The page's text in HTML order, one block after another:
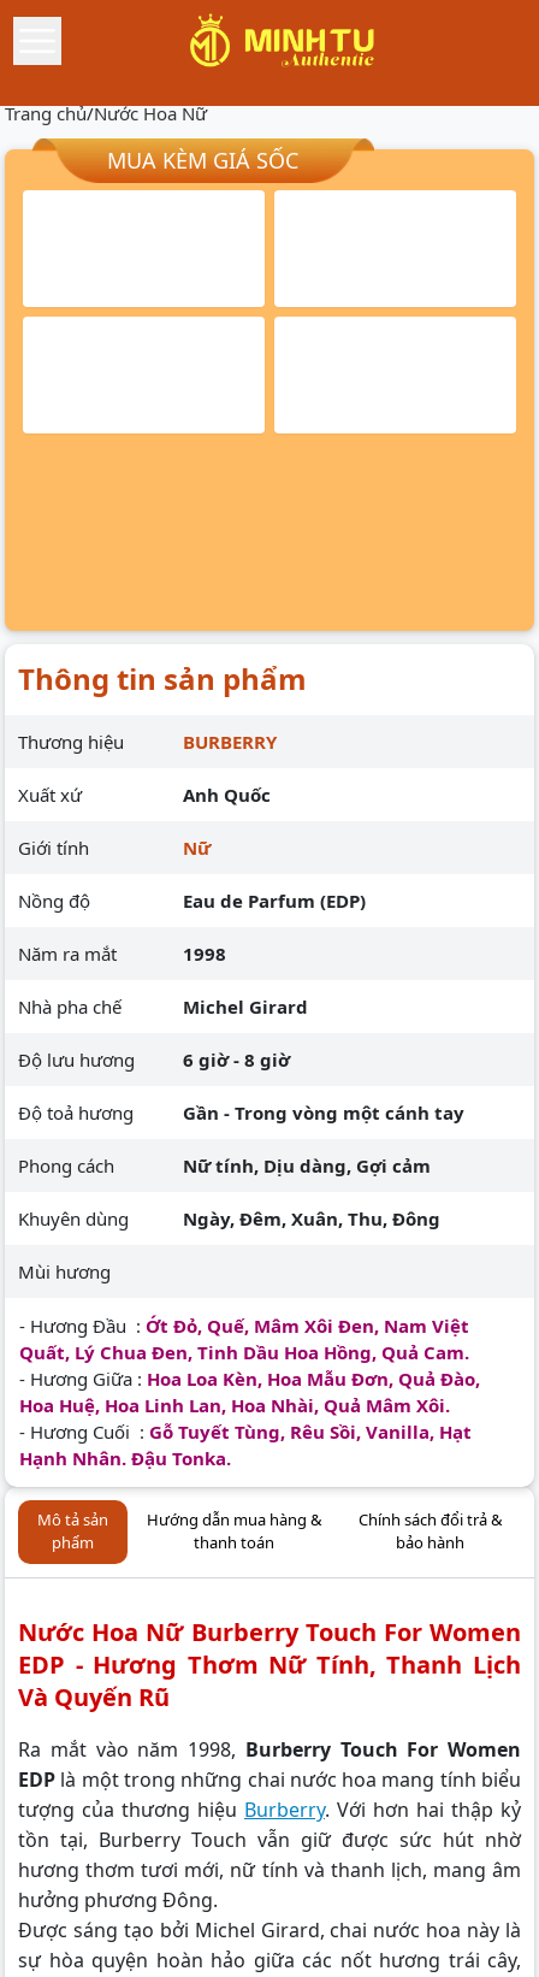
Trang chủ/Nước Hoa Nữ
MUA KÈM GIÁ SỐC
Mô tả sản
phẩm
Hướng dẫn mua hàng &
thanh toán
Chính sách đổi trả &
bảo hành
Nước Hoa Nữ Burberry Touch For Women
EDP - Hương Thơm Nữ Tính, Thanh Lịch
Và Quyến Rũ
Ra mắt vào năm 1998, Burberry Touch For Women
EDP là một trong những chai nước hoa mang tính biểu
tượng của thương hiệu Burberry. Với hơn hai thập kỷ
tồn tại, Burberry Touch vẫn giữ được sức hút nhờ
hương thơm tươi mới, nữ tính và thanh lịch, mang âm
hưởng phương Đông.
Được sáng tạo bởi Michel Girard, chai nước hoa này là
sự hòa quyện hoàn hảo giữa các nốt hương trái cây,
Thông tin sản phẩm
Thương hiệu BURBERRY
Xuất xứ Anh Quốc
Giới tính Nữ
Nồng độ Eau de Parfum (EDP)
Năm ra mắt 1998
Nhà pha chế Michel Girard
Độ lưu hương 6 giờ - 8 giờ
Độ toả hương Gần - Trong vòng một cánh tay
Phong cách Nữ tính, Dịu dàng, Gợi cảm
Khuyên dùng Ngày, Đêm, Xuân, Thu, Đông
Mùi hương
- Hương Đầu : Ớt Đỏ, Quế, Mâm Xôi Đen, Nam Việt
Quất, Lý Chua Đen, Tinh Dầu Hoa Hồng, Quả Cam.
- Hương Giữa : Hoa Loa Kèn, Hoa Mẫu Đơn, Quả Đào,
Hoa Huệ, Hoa Linh Lan, Hoa Nhài, Quả Mâm Xôi.
- Hương Cuối : Gỗ Tuyết Tùng, Rêu Sồi, Vanilla, Hạt
Hạnh Nhân. Đậu Tonka.